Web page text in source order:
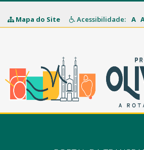
Mapa do Site Acessibilidade: A